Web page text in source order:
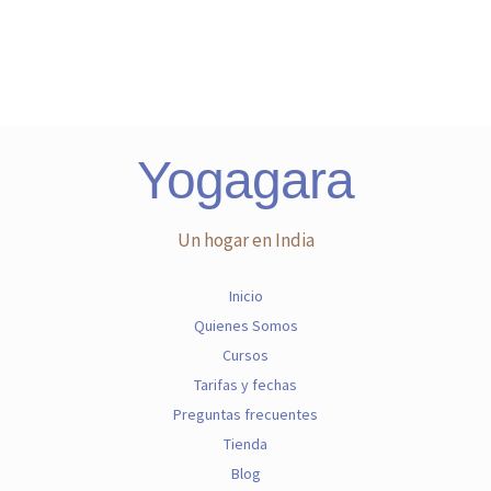
Yogagara
Un hogar en India
Inicio
Quienes Somos
Cursos
Tarifas y fechas
Preguntas frecuentes
Tienda
Blog